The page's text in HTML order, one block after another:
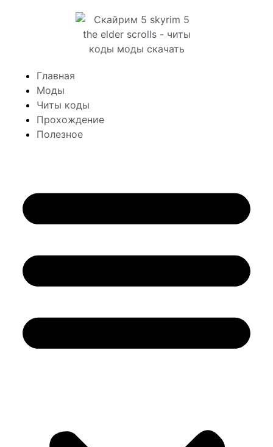
Главная
Моды
Читы коды
Прохождение
Полезное